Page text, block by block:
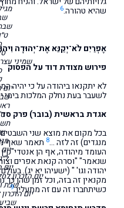
שמיני
יום
יום הזכרון
שבת
יום
שהיא טהורה.6
אֶפְרַיִם לֹא־יְקַנֵּא אֶת־יְהוּדָה
פירוש מצודת דוד על הפסוק
לא יתקנאו ביהודה על כי
לשעבר בעת נחלק המלכות בימי
אגדת בראשית (בובר) פרק סד
בכל מקום את מוצא שני השבטים
מנגדים) זה לזה …8 תאמר שאף
העומד מיהודה, אף הן
שנאמר" "וסרה קנאת אפרים
יהודה וגו' " (ישעיהו יא יג).
מקנאין זה בזה, וכל זמן שהן כך
כשיתחברו זה עם זה מתעלין.9